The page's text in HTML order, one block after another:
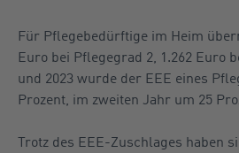
Für Pflegebedürftige im Heim
Euro bei Pflegegrad 2, 1.262 Euro
und 2023 wurde der EEE eines
Prozent, im zweiten Jahr um 25
Trotz des EEE-Zuschlages haben